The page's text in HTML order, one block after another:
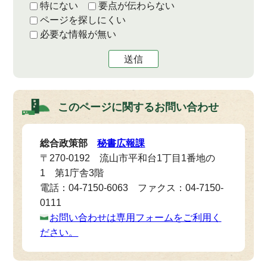
特にない
要点が伝わらない
ページを探しにくい
必要な情報が無い
送信
このページに関するお問い合わせ
総合政策部秘書広報課
〒270-0192 流山市平和台1丁目1番地の
1 第1庁舎3階
電話：04-7150-6063 ファクス：04-7150-
0111
お問い合わせは専用フォームをご利用く
ださい。